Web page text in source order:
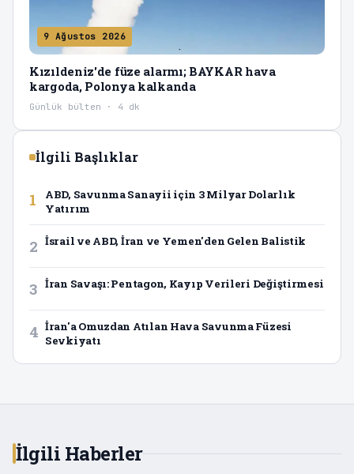
9 Ağustos 2026
Kızıldeniz'de füze alarmı; BAYKAR hava
kargoda, Polonya kalkanda
Günlük bülten · 4 dk
İlgili Başlıklar
1
ABD, Savunma Sanayii için 3 Milyar Dolarlık
Yatırım
2 İsrail ve ABD, İran ve Yemen'den Gelen Balistik
3 İran Savaşı: Pentagon, Kayıp Verileri Değiştirmesi
4 İran'a Omuzdan Atılan Hava Savunma Füzesi
Sevkiyatı
İlgili Haberler